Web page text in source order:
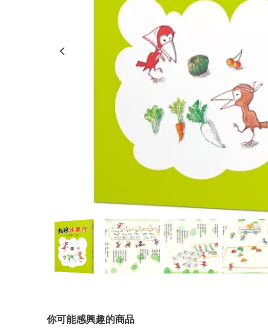
你可能感興趣的商品